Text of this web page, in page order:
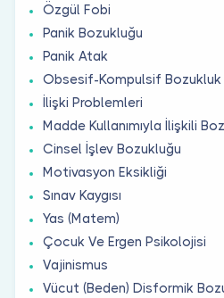
Özgül Fobi
Panik Bozukluğu
Panik Atak
Obsesif-Kompulsif Bozukluk
İlişki Problemleri
Madde Kullanımıyla İlişkili
Cinsel İşlev Bozukluğu
Motivasyon Eksikliği
Sınav Kaygısı
Yas (Matem)
Çocuk Ve Ergen Psikolojisi
Vajinismus
Vücut (Beden) Disformik